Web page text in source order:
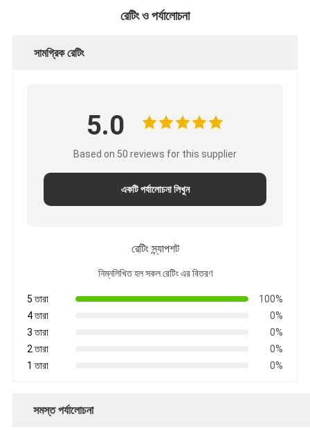
রেটিং ও পর্যালোচনা
সামগ্রিক রেটিং
5.0
Based on 50 reviews for this supplier
একটি পর্যালোচনা লিখুন
রেটিং স্ন্যাপশট
নিম্নলিখিত হল সকল রেটিং এর বিতরণ
5 তারা
100%
4 তারা
0%
3 তারা
0%
2 তারা
0%
1 তারা
0%
সমস্ত পর্যালোচনা